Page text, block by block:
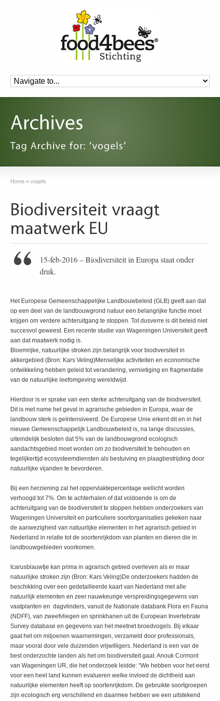
Home » vogels
15-feb-2016 – Biodiversiteit in Europa staat onder
druk.
Het Europese Gemeenschappelijke Landbouwbeleid (GLB) geeft aan dat
op een deel van de landbouwgrond natuur een belangrijke functie moet
krijgen om verdere achteruitgang te stoppen. Tot dusverre is dit beleid niet
succesvol geweest. Een recente studie van Wageningen Universiteit geeft
aan dat maatwerk nodig is.
Bloemrijke, natuurlijke stroken zijn belangrijk voor biodiversiteit in
akkergebied (Bron: Kars Veling)Menselijke activiteiten en economische
ontwikkeling hebben geleid tot verandering, vernietiging en fragmentatie
van de natuurlijke leefomgeving wereldwijd.
Hierdoor is er sprake van een sterke achteruitgang van de biodiversiteit.
Dit is met name het geval in agrarische gebieden in Europa, waar de
landbouw sterk is geïntensiveerd. De Europese Unie erkent dit en in het
nieuwe Gemeenschappelijk Landbouwbeleid is, na lange discussies,
uiteindelijk besloten dat 5% van de landbouwgrond ecologisch
aandachtsgebied moet worden om zo biodiversiteit te behouden en
tegelijkertijd ecosysteemdiensten als bestuiving en plaagbestrijding door
natuurlijke vijanden te bevorderen.
Bij een herziening zal het oppervlaktepercentage wellicht worden
verhoogd tot 7%. Om te achterhalen of dat voldoende is om de
achteruitgang van de biodiversiteit te stoppen hebben onderzoekers van
Wageningen Universiteit en particuliere soortorganisaties gekeken naar
de aanwezigheid van natuurlijke elementen in het agrarisch gebied in
Nederland in relatie tot de soortenrijkdom van planten en dieren die in
landbouwgebieden voorkomen.
Icarusblauwtje kan prima in agrarisch gebied overleven als er maar
natuurlijke stroken zijn (Bron: Kars Veling)De onderzoekers hadden de
beschikking over een gedetailleerde kaart van Nederland met alle
natuurlijk elementen en zeer nauwkeurige verspreidingsgegevens van
vaatplanten en dagvlinders, vanuit de Nationale databank Flora en Fauna
(NDFF), van zweefvliegen en sprinkhanen uit de European Invertebrate
Survey database en gegevens van het meetnet broedvogels. Bij elkaar
gaat het om miljoenen waarnemingen, verzameld door professionals,
maar vooral door vele duizenden vrijwilligers. Nederland is een van de
best onderzochte landen als het om biodiversiteit gaat. Anouk Cormont
van Wageningen UR, die het onderzoek leidde: “We hebben voor het eerst
voor een heel land kunnen evalueren welke invloed de dichtheid aan
natuurlijke elementen heeft op soortenrijkdom. De gebruikte soortgroepen
zijn ecologisch erg verschillend en daarmee hebben we een uitstekend